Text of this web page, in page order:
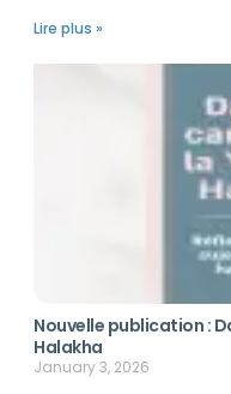
Lire plus »
Nouvelle publication :
Halakha
January 3, 2026